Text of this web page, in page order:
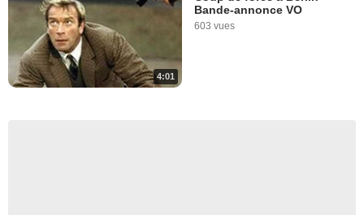
4:01
Bande-annonce VO
603 vues